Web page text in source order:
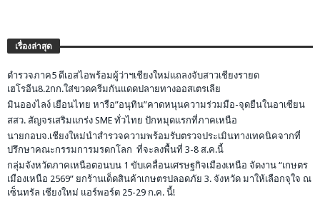
เรื่องล่าสุด
ตำรวจภาค5 ดีเอสไอพร้อมผู้ว่าฯเชียงใหม่แถลงจับสาวเชียงรายด
เฮโรอีน8.2กก.ใส่ขวดครีมกันแดดปลายทางออสเตรเลีย
มินอองไลง์ เยือนไทย หารือ”อนุทิน”คาดหนุนความร่วมมือ-จุดยืนในอาเซียน
สสว. สัญจรเสริมแกร่ง SME ทั่วไทย ปักหมุดแรกที่ภาคเหนือ
นายกอบจ.เชียงใหม่นำสำรวจความพร้อมรับตรวจประเมินทางเทคนิคจากที่
ปรึกษาคณะกรรมการมรดกโลก ที่จะลงพื้นที่ 3-8 ส.ค.นี้
กลุ่มจังหวัดภาคเหนือตอนบน 1 ขับเคลื่อนเศรษฐกิจเมืองเหนือ จัดงาน “เกษตร
เมืองเหนือ 2569” ยกร้านเด็ดสินค้าเกษตรปลอดภัย 3. จังหวัด มาให้เลือกจุใจ ณ
เซ็นทรัล เชียงใหม่ แอร์พอร์ต 25-29 ก.ค. นี้!